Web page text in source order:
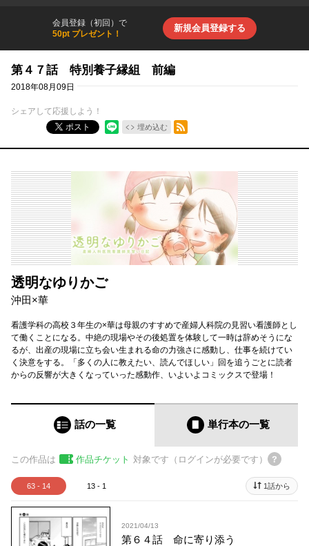
会員登録（初回）で
50pt プレゼント！
新規会員登録する
第４７話 特別養子縁組 前編
2018年08月09日
シェアして応援しよう！
ポスト
埋め込む
RSSフィード
透明なゆりかご
沖田×華
看護学科の高校３年生の×華は母親のすすめで産婦人科院の見習い看護師とし
て働くことになる。中絶の現場やその後処置を体験して一時は辞めそうにな
るが、出産の現場に立ち会い生まれる命の力強さに感動し、仕事を続けてい
く決意をする。「多くの人に教えたい、読んでほしい」回を追うごとに読者
からの反響が大きくなっていった感動作、いよいよコミックスで登場！
話の一覧 単行本の一覧
この作品は 作品チケット 対象です（ログインが必要です）
63 - 14 13 - 1 1話から
2021/04/13
第６４話 命に寄り添う